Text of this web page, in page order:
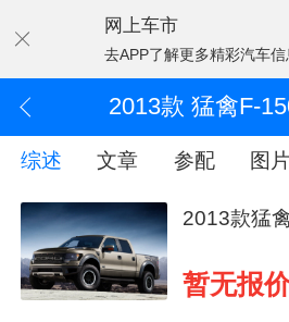
网上车市
去APP了解更多精彩汽车信
2013款 猛禽F-
综述 文章 参配 图
2013款猛
暂无报